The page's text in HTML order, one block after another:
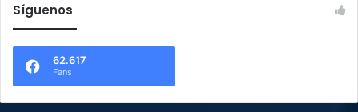
Síguenos
62.617
Fans